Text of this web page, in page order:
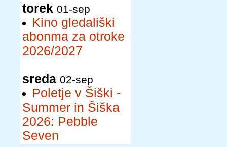
torek 01-sep
Kino gledališki
abonma za otroke
2026/2027
sreda 02-sep
Poletje v Šiški -
Summer in Šiška
2026: Pebble
Seven